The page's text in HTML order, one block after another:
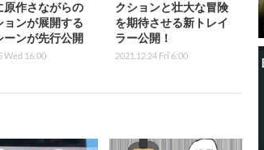
原作さながらの
ョンが展開する
ーンが先行公開
Wed 16:00
クションと壮大な冒険
を期待させる新トレイ
ラー公開！
2021.12.24 Fri 6:00